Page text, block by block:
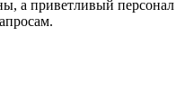
а приветливый персонал